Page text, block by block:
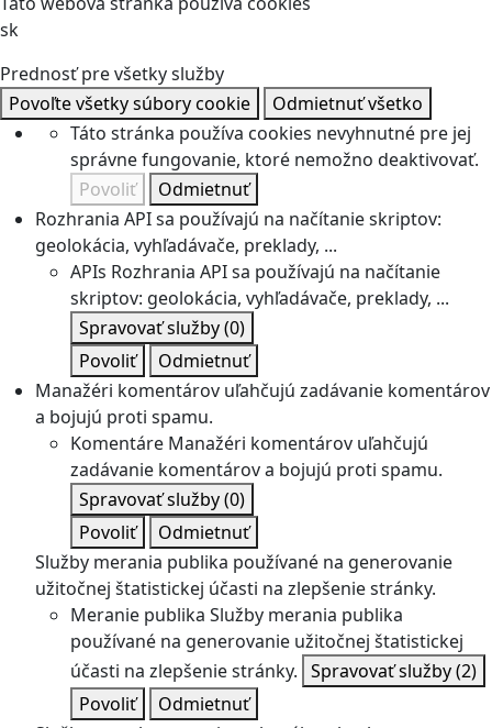
sk
Prednosť pre všetky služby
Povoľte všetky súbory cookie
Odmietnuť všetko
Táto stránka používa cookies nevyhnutné pre jej
správne fungovanie, ktoré nemožno deaktivovať.
Povoliť
Odmietnuť
Rozhrania API sa používajú na načítanie skriptov:
geolokácia, vyhľadávače, preklady, ...
APIs Rozhrania API sa používajú na načítanie
skriptov: geolokácia, vyhľadávače, preklady, ...
Spravovať služby(0)
Povoliť
Odmietnuť
Manažéri komentárov uľahčujú zadávanie komentárov
a bojujú proti spamu.
Komentáre Manažéri komentárov uľahčujú
zadávanie komentárov a bojujú proti spamu.
Spravovať služby(0)
Povoliť
Odmietnuť
Služby merania publika používané na generovanie
užitočnej štatistickej účasti na zlepšenie stránky.
Meranie publika Služby merania publika
používané na generovanie užitočnej štatistickej
účasti na zlepšenie stránky. Spravovať služby(2)
Povoliť
Odmietnuť